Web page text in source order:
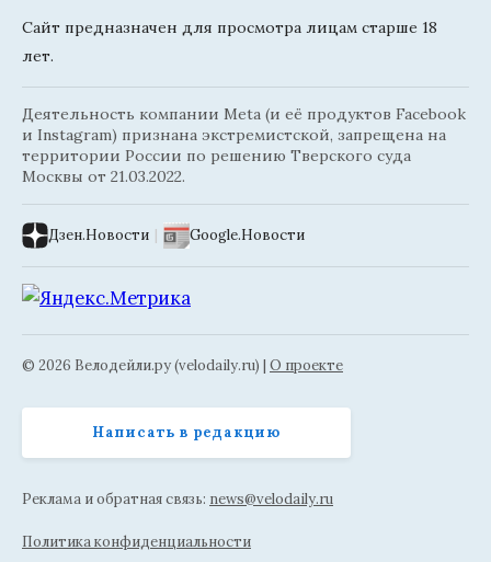
Сайт предназначен для просмотра лицам старше 18
лет.
Деятельность компании Meta (и её продуктов Facebook
и Instagram) признана экстремистской, запрещена на
территории России по решению Тверского суда
Москвы от 21.03.2022.
Дзен.Новости | Google.Новости
© 2026 Велодейли.ру (velodaily.ru) | О проекте
Написать в редакцию
Реклама и обратная связь: news@velodaily.ru
Политика конфиденциальности